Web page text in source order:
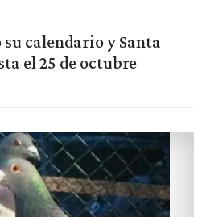
calendario y Santa
el 25 de octubre